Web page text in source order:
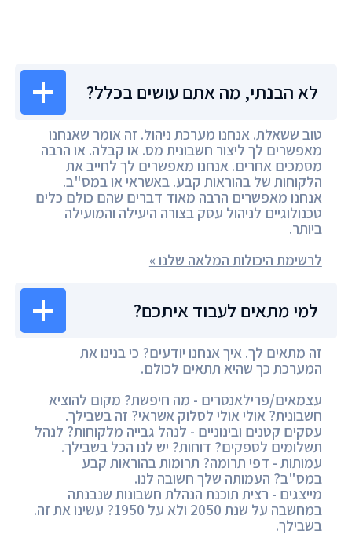
לא הבנתי, מה אתם עושים בכלל?
טוב ששאלת. אנחנו מערכת ניהול. זה אומר שאנחנו
מאפשרים לך ליצור חשבונית מס. או קבלה. או הרבה
מסמכים אחרים. אנחנו מאפשרים לך לחייב את
הלקוחות של בהוראות קבע. באשראי או במס"ב.
אנחנו מאפשרים הרבה מאוד דברים שהם כולם כלים
טכנולוגיים לניהול עסק בצורה היעילה והמועילה
ביותר.
לרשימת היכולות המלאה שלנו »
למי מתאים לעבוד איתכם?
זה מתאים לך. איך אנחנו יודעים? כי בנינו את
המערכת כך שהיא תתאים לכולם.
עצמאים/פרילאנסרים - מה חיפשת? מקום להוציא
חשבונית? אולי אולי לסלוק אשראי? זה בשבילך.
עסקים קטנים ובינוניים - לנהל גבייה מלקוחות? לנהל
תשלומים לספקים? דוחות? יש לנו הכל בשבילך.
עמותות - דפי תרומה? תרומות בהוראות קבע
במס"ב? העמותה שלך חשובה לנו.
מייצגים - רצית תוכנת הנהלת חשבונות שנבנתה
במחשבה על שנת 2050 ולא על 1950? עשינו את זה.
בשבילך.